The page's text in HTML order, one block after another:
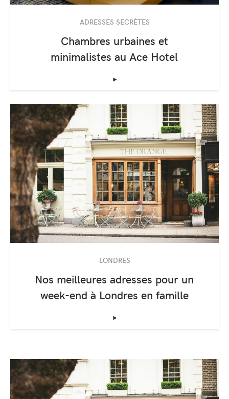
ADRESSES SECRÈTES
Chambres urbaines et
minimalistes au Ace Hotel
‣
LONDRES
Nos meilleures adresses pour un
week-end à Londres en famille
‣